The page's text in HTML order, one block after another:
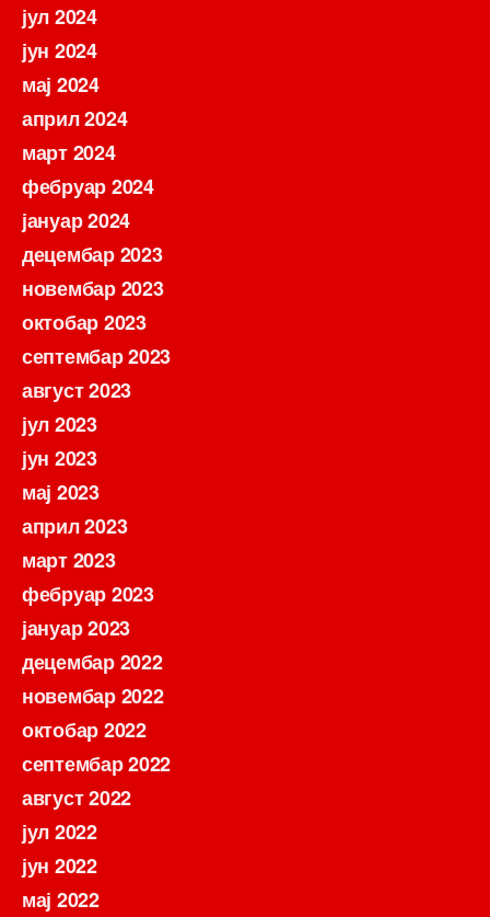
јул 2024
јун 2024
мај 2024
април 2024
март 2024
фебруар 2024
јануар 2024
децембар 2023
новембар 2023
октобар 2023
септембар 2023
август 2023
јул 2023
јун 2023
мај 2023
април 2023
март 2023
фебруар 2023
јануар 2023
децембар 2022
новембар 2022
октобар 2022
септембар 2022
август 2022
јул 2022
јун 2022
мај 2022